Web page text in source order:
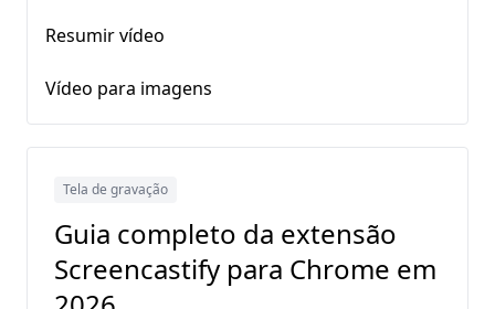
Resumir vídeo
Vídeo para imagens
Tela de gravação
Guia completo da extensão
Screencastify para Chrome em